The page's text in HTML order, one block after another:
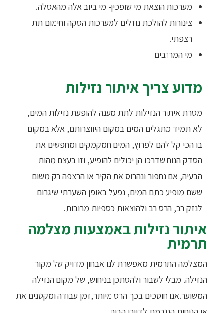
מערכות הוצאת מי שופכין- מי ביוב אלה מהאסלה.
צינורות להולכת נוזלים למערכות הסקה וחימום תת
רצפתי.
מי המרזבים
מדוע צריך איתור נזילות
מטרת איתור הנזילות לתת מענה להופעת נזילות המים,
לא תמיד מתגלים המים במקום היווצרותם, אלא במקום
בו הכי קל להם לפרוץ, המים חמקמקים ומחפשים את
הסדק הנוח שדרכו הן יכולים להופיע, וזו בעצם מהות
הבעיה, אם נחפור ונהרוס את הקיר או הרצפה רק משום
ששם מופיע כתם המים, נפעל באופן השערתי שיגרום
לנזק רב, הרס רב ולהוצאות כספיות מרובות.
איתור נזילות באמצעות מצלמה
תרמית
המצלמה התרמית מאפשרת לנו אבחון מדויק של מקור
הנזילה. מבלי לשבור ולהסתכן בניחוש, של מקום הנזילה
המשוער.אנו חוסכים בכך הרס מיותר,זמן עבודה ומקטנים את